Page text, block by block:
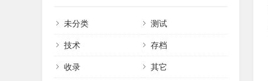
未分类 测试
技术 存档
收录 其它